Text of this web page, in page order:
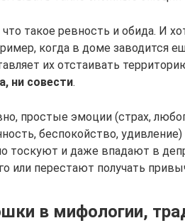
такое ревность и обида. И
когда в доме заводится
их отстаивать
ни совести.
простые эмоции (страх,
беспокойство,
тоскуют и даже впадают в
или перестают получать
в мифологии,